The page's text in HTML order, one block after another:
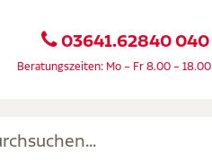
03641.62840 040
Beratungszeiten: Mo – Fr 8.00 –